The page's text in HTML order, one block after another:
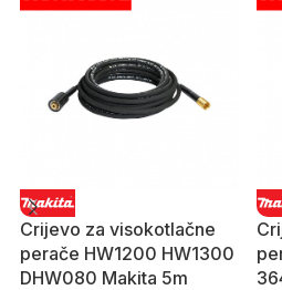
Crijevo za visokotlačne
perače HW1200 HW1300
DHW080 Makita 5m